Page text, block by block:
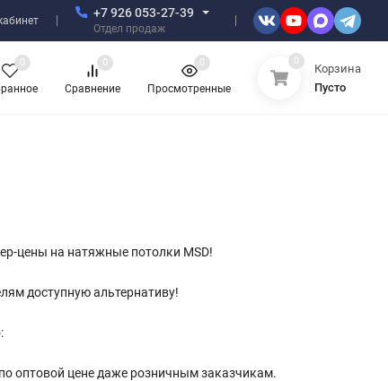
+7 926 053-27-39
Отдел продаж
0
Сравнение
0
Просмотренные
0 0
Корзина
Пусто
цены на натяжные потолки MSD!
доступную альтернативу!
оптовой цене даже розничным заказчикам.